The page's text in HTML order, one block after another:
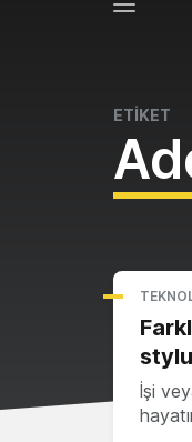
ETİKET
İşi